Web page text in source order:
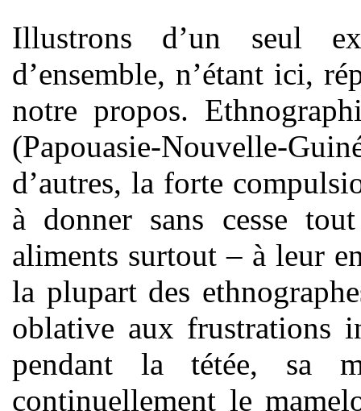
Illustrons d’un seul
d’ensemble, n’étant ici,
notre propos.
(Papouasie-Nouvelle-
d’autres, la forte
à donner sans cesse
aliments surtout – à leur
la plupart des
oblative aux frustrations
pendant la tétée, sa
continuellement le